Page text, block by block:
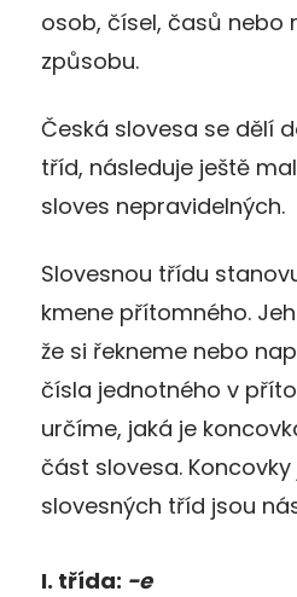
osob, čísel, časů nebo
způsobu.
Česká slovesa se dělí
tříd, následuje ještě
sloves nepravidelných.
Slovesnou třídu
kmene přítomného.
že si řekneme nebo
čísla jednotného v
určíme, jaká je
část slovesa.
slovesných tříd jsou
I. třída: -e